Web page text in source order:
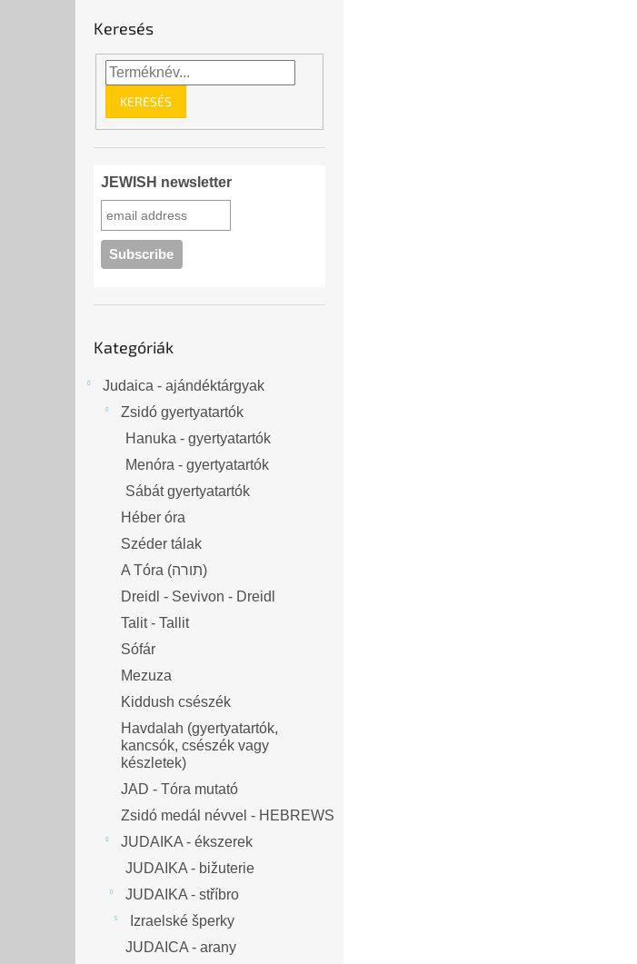
Keresés
KERESÉS
JEWISH newsletter
átugrása
Kategóriák
Judaica - ajándéktárgyak
Zsidó gyertyatartók
Hanuka - gyertyatartók
Menóra - gyertyatartók
Sábát gyertyatartók
Héber óra
Széder tálak
A Tóra (תורה)
Dreidl - Sevivon - Dreidl
Talit - Tallit
Sófár
Mezuza
Kiddush csészék
Havdalah (gyertyatartók,
kancsók, csészék vagy
készletek)
JAD - Tóra mutató
Zsidó medál névvel - HEBREWS
JUDAIKA - ékszerek
JUDAIKA - bižuterie
JUDAIKA - stříbro
Izraelské šperky
JUDAICA - arany